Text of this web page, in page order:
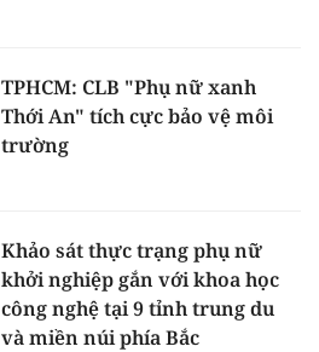
TPHCM: CLB "Phụ nữ xanh
Thới An" tích cực bảo vệ môi
trường
Khảo sát thực trạng phụ nữ
khởi nghiệp gắn với khoa học
công nghệ tại 9 tỉnh trung du
và miền núi phía Bắc